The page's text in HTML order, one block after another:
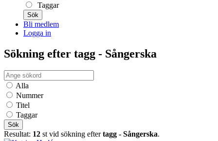
Taggar
Sök
Bli medlem
Logga in
Sökning efter tagg - Sångerska
Alla
Nummer
Titel
Taggar
Sök
Resultat: 12 st vid sökning eftertagg - Sångerska.